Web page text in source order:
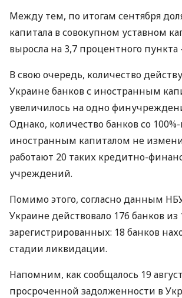
Между тем, по итогам сентября
капитала в совокупном уставном
выросла на 3,7 процентного пункта
В свою очередь, количество
Украине банков с иностранным
увеличилось на одно
Однако, количество банков со
иностранным капиталом не
работают 20 таких кредитно-
учреждений.
Помимо этого, согласно данным
Украине действовало 176 банков из
зарегистрированных: 18 банков
стадии ликвидации.
Напомним, как сообщалось 19
просроченной задолженности в